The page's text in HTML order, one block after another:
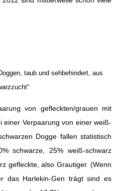
taub und sehbehindert, aus
von gefleckten/grauen mit
einer Verpaarung von einer weiß-
Dogge fallen statistisch
schwarze, 25% weiß-schwarz
gefleckte, also Grautiger. (Wenn
das Harlekin-Gen trägt sind es